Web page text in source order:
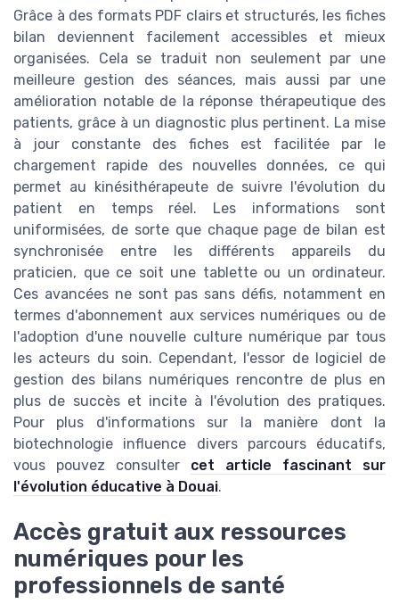
Grâce à des formats PDF clairs et structurés, les fiches
bilan deviennent facilement accessibles et mieux
organisées. Cela se traduit non seulement par une
meilleure gestion des séances, mais aussi par une
amélioration notable de la réponse thérapeutique des
patients, grâce à un diagnostic plus pertinent. La mise
à jour constante des fiches est facilitée par le
chargement rapide des nouvelles données, ce qui
permet au kinésithérapeute de suivre l'évolution du
patient en temps réel. Les informations sont
uniformisées, de sorte que chaque page de bilan est
synchronisée entre les différents appareils du
praticien, que ce soit une tablette ou un ordinateur.
Ces avancées ne sont pas sans défis, notamment en
termes d'abonnement aux services numériques ou de
l'adoption d'une nouvelle culture numérique par tous
les acteurs du soin. Cependant, l'essor de logiciel de
gestion des bilans numériques rencontre de plus en
plus de succès et incite à l'évolution des pratiques.
Pour plus d'informations sur la manière dont la
biotechnologie influence divers parcours éducatifs,
vous pouvez consulter cet article fascinant sur
l'évolution éducative à Douai.
Accès gratuit aux ressources
numériques pour les
professionnels de santé